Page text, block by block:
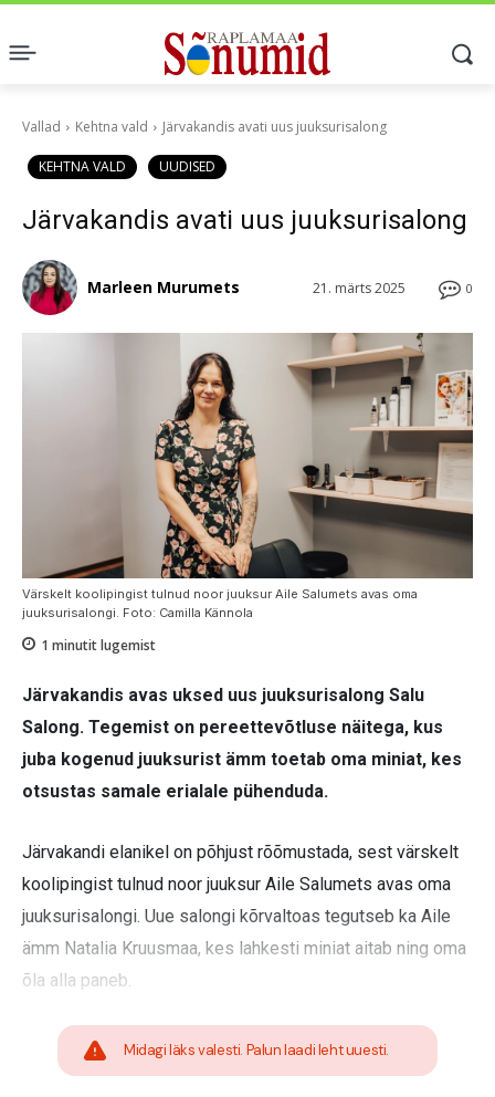
Vallad Kehtna vald Järvakandis avati uus juuksurisalong
KEHTNA VALD UUDISED
Järvakandis avati uus juuksurisalong
0
21. märts 2025
Marleen Murumets
Värskelt koolipingist tulnud noor juuksur Aile Salumets avas oma
juuksurisalongi. Foto: Camilla Kännola
1 minutit lugemist
Järvakandis avas uksed uus juuksurisalong Salu
Salong. Tegemist on pereettevõtluse näitega, kus
juba kogenud juuksurist ämm toetab oma miniat, kes
otsustas samale erialale pühenduda.
Järvakandi elanikel on põhjust rõõmustada, sest värskelt
koolipingist tulnud noor juuksur Aile Salumets avas oma
juuksurisalongi. Uue salongi kõrvaltoas tegutseb ka Aile
ämm Natalia Kruusmaa, kes lahkesti miniat aitab ning oma
õla alla paneb.
Midagi läks valesti. Palun laadi leht uuesti.